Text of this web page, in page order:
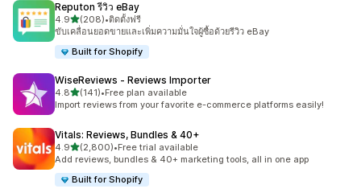
Reputon รีวิว eBay
4.9เต็ม 5 ดาว
(208)
ทั้งหมด 208 รีวิว
•ติดตั้งฟรี
ขับเคลื่อนยอดขายและเพิ่มความมั่นใจผู้ซื้อด้วยรีวิว eBay
Built for Shopify
WiseReviews ‑ Reviews Importer
4.8เต็ม 5 ดาว
(141)
ทั้งหมด 141 รีวิว
•Free plan available
Import reviews from your favorite e-commerce platforms easily!
Vitals: Reviews, Bundles & 40+
4.9เต็ม 5 ดาว
(2,800)
ทั้งหมด 2800 รีวิว
•Free trial available
Add reviews, bundles & 40+ marketing tools, all in one app
Built for Shopify